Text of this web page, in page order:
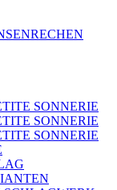
SONNERIE
SONNERIE
SONNERIE